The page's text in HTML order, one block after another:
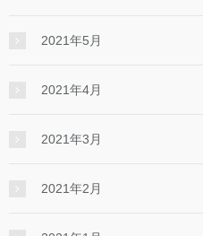
2021年5月
2021年4月
2021年3月
2021年2月